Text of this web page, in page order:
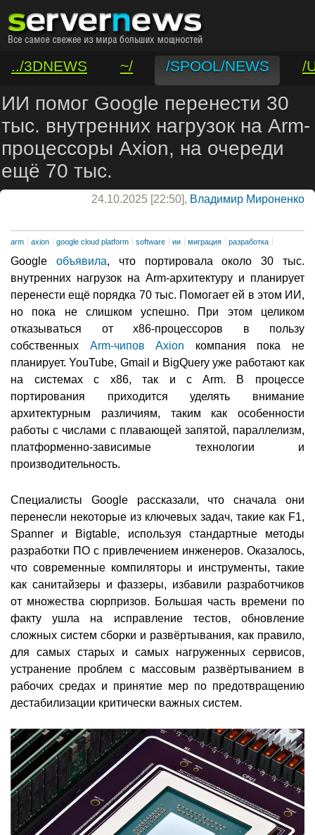
../3DNEWS ~/ /SPOOL/NEWS
/
/VAR/CONTACT
ИИ помог Google перенести 30
тыс. внутренних нагрузок на Arm-
процессоры Axion, на очереди
ещё 70 тыс.
24.10.2025 [22:50], Владимир Мироненко
arm axion google cloud platform software ии миграция разработка
Google объявила, что портировала около 30 тыс.
внутренних нагрузок на Arm-архитектуру и планирует
перенести ещё порядка 70 тыс. Помогает ей в этом ИИ,
но пока не слишком успешно. При этом целиком
отказываться от x86-процессоров в пользу
собственных Arm-чипов Axion компания пока не
планирует. YouTube, Gmail и BigQuery уже работают как
на системах с x86, так и c Arm. В процессе
портирования приходится уделять внимание
архитектурным различиям, таким как особенности
работы с числами с плавающей запятой, параллелизм,
платформенно-зависимые технологии и
производительность.
Специалисты Google рассказали, что сначала они
перенесли некоторые из ключевых задач, такие как F1,
Spanner и Bigtable, используя стандартные методы
разработки ПО с привлечением инженеров. Оказалось,
что современные компиляторы и инструменты, такие
как санитайзеры и фаззеры, избавили разработчиков
от множества сюрпризов. Большая часть времени по
факту ушла на исправление тестов, обновление
сложных систем сборки и развёртывания, как правило,
для самых старых и самых нагруженных сервисов,
устранение проблем с массовым развёртыванием в
рабочих средах и принятие мер по предотвращению
дестабилизации критически важных систем.